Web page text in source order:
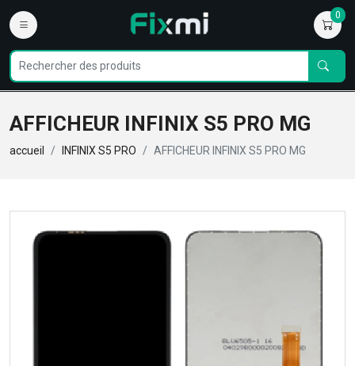
0
AFFICHEUR INFINIX S5 PRO MG
accueil INFINIX S5 PRO AFFICHEUR INFINIX S5 PRO MG